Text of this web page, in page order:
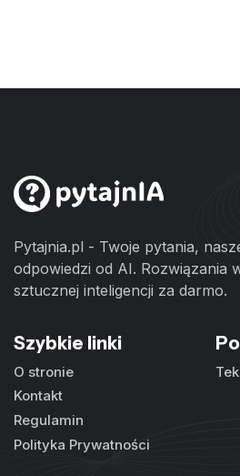
Pytajnia.pl - Twoje pytania,
odpowiedzi od AI. Rozwiązania
sztucznej inteligencji za darmo.
Szybkie linki
O stronie
Kontakt
Regulamin
Polityka Prywatności